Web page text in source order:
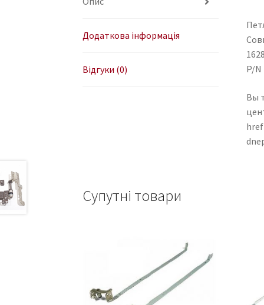
Додаткова інформація
Відгуки (0)
P/N
Вы
Супутні товари